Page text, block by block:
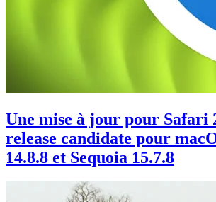
Une mise à jour pour Safari
release candidate pour
14.8.8 et Sequoia 15.7.8